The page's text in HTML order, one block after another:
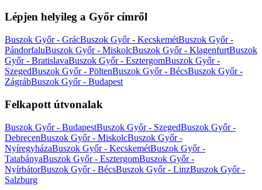
Lépjen helyileg a Győr címről
Buszok Győr - GrácBuszok Győr - KecskemétBuszok Győr -
PándorfaluBuszok Győr - MiskolcBuszok Győr - KlagenfurtBuszok
Győr - BratislavaBuszok Győr - EsztergomBuszok Győr -
SzegedBuszok Győr - PöltenBuszok Győr - BécsBuszok Győr -
ZágrábBuszok Győr - Budapest
Felkapott útvonalak
Buszok Győr - BudapestBuszok Győr - SzegedBuszok Győr -
DebrecenBuszok Győr - MiskolcBuszok Győr -
NyíregyházaBuszok Győr - KecskemétBuszok Győr -
TatabányaBuszok Győr - EsztergomBuszok Győr -
NyírbátorBuszok Győr - BécsBuszok Győr - LinzBuszok Győr -
Salzburg